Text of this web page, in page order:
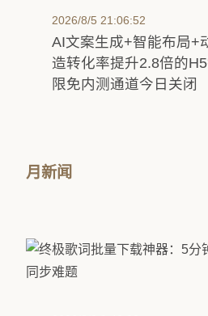
2026/8/5 21:06:52
AI文案生成+智能布局+
造转化率提升2.8倍的H5
限免内测通道今日关闭
月新闻